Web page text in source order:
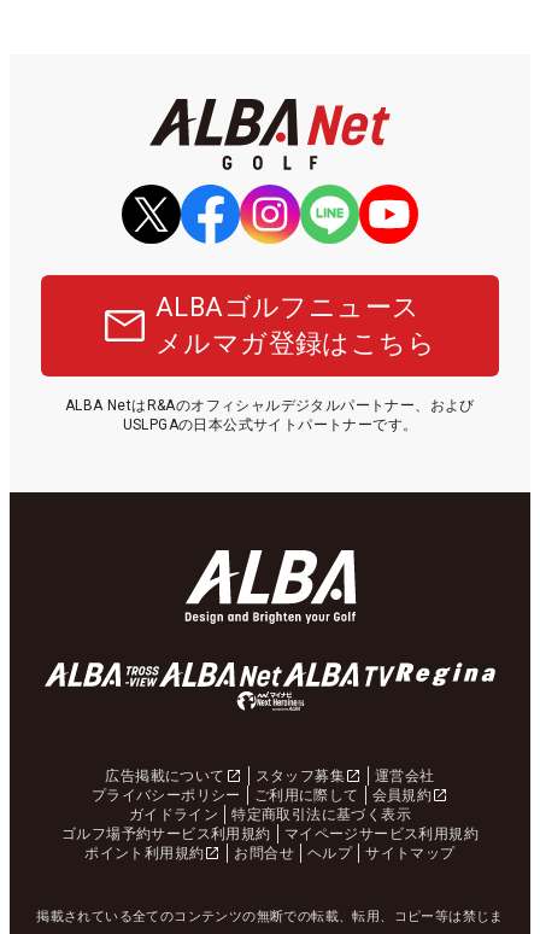
ALBAゴルフニュース
メルマガ登録はこちら
ALBA NetはR&Aのオフィシャルデジタルパートナー、および
USLPGAの日本公式サイトパートナーです。
広告掲載について スタッフ募集
運営会社
プライバシーポリシー
ご利用に際して
会員規約
ガイドライン
特定商取引法に基づく表示
ゴルフ場予約サービス利用規約
マイページサービス利用規約
ポイント利用規約
お問合せ ヘルプ サイトマップ
掲載されている全てのコンテンツの無断での転載、転用、コピー等は禁じま